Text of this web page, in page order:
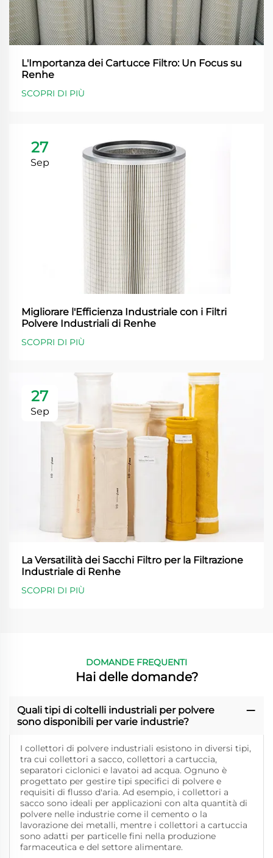
L'Importanza dei Cartucce Filtro: Un Focus su
Renhe
SCOPRI DI PIÙ
27
Sep
Migliorare l'Efficienza Industriale con i Filtri
Polvere Industriali di Renhe
SCOPRI DI PIÙ
27
Sep
La Versatilità dei Sacchi Filtro per la Filtrazione
Industriale di Renhe
SCOPRI DI PIÙ
DOMANDE FREQUENTI
Hai delle domande?
Quali tipi di coltelli industriali per polvere
sono disponibili per varie industrie?
I collettori di polvere industriali esistono in diversi tipi,
tra cui collettori a sacco, collettori a cartuccia,
separatori ciclonici e lavatoi ad acqua. Ognuno è
progettato per gestire tipi specifici di polvere e
requisiti di flusso d'aria. Ad esempio, i collettori a
sacco sono ideali per applicazioni con alta quantità di
polvere nelle industrie come il cemento o la
lavorazione dei metalli, mentre i collettori a cartuccia
sono adatti per particelle fini nella produzione
farmaceutica e del settore alimentare.